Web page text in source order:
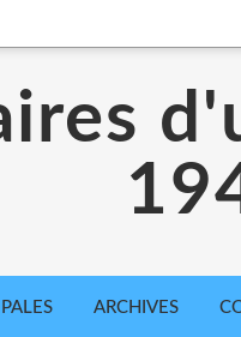
ARCHIVES